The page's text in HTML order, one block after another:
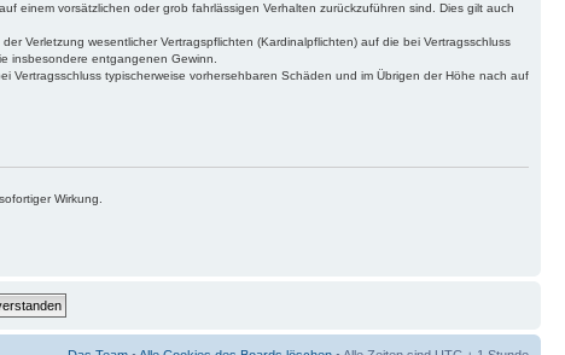
einem vorsätzlichen oder grob fahrlässigen Verhalten zurückzuführen sind. Dies gilt auch
Verletzung wesentlicher Vertragspflichten (Kardinalpflichten) auf die bei Vertragsschluss
insbesondere entgangenen Gewinn.
typischerweise vorhersehbaren Schäden und im Übrigen der Höhe nach auf
Wirkung.